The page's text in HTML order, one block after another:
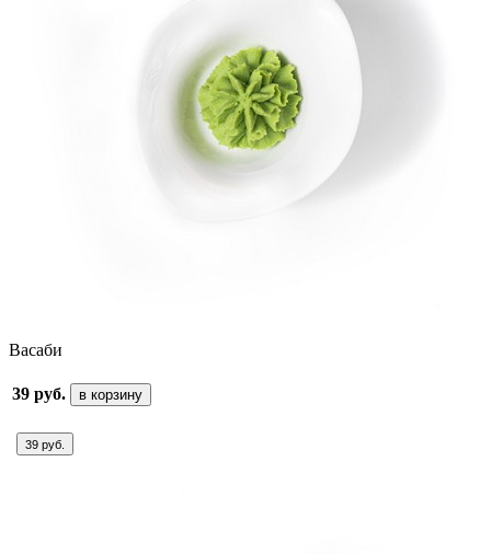
Васаби
39 руб. в корзину
39 руб.